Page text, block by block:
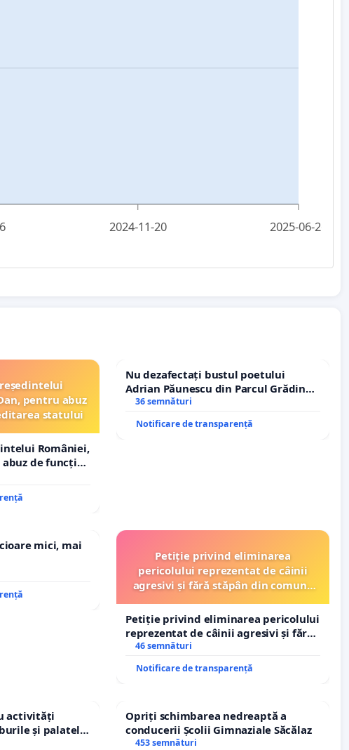
2024-11-20 2025-06-26
pentru abuz
statului
României,
de funcție
Nu dezafectați bustul poetului
Adrian Păunescu din Parcul Grădina
Icoanei! Stop cenzurii culturale!
36 semnături
Notificare de transparență
mici, mai
Petiție privind eliminarea
pericolului reprezentat de câinii
agresivi și fără stăpân din comuna
Petiție privind eliminarea pericolului
reprezentat de câinii agresivi și fără
stăpân din comuna Tunari
46 semnături
Notificare de transparență
activități
și palatele
Opriți schimbarea nedreaptă a
conducerii Școlii Gimnaziale Săcălaz
453 semnături